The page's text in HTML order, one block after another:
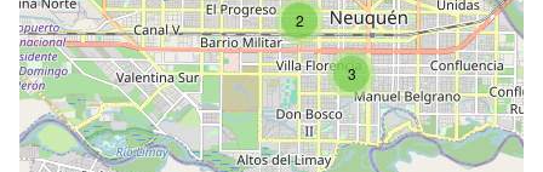
2
3